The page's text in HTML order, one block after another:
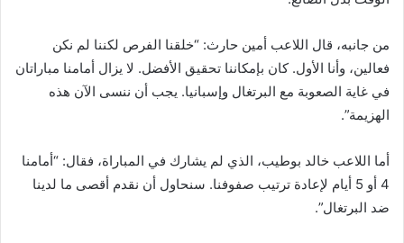
من جانبه، قال اللاعب أمين حارث: “خلقنا الفرص لكننا لم نكن
فعالين، وأنا الأول. كان بإمكاننا تحقيق الأفضل. لا يزال أمامنا مباراتان
في غاية الصعوبة مع البرتغال وإسبانيا. يجب أن ننسى الآن هذه
الهزيمة”.
أما اللاعب خالد بوطيب، الذي لم يشارك في المباراة، فقال: “أمامنا
4 أو 5 أيام لإعادة ترتيب صفوفنا. سنحاول أن نقدم أقصى ما لدينا
ضد البرتغال”.